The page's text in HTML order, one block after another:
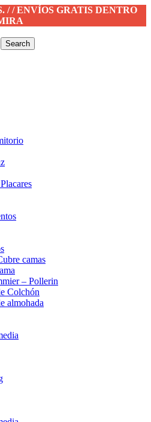
/ / ENVÍOS GRATIS DENTRO
Search
camas
– Pollerin
Colchón
almohada